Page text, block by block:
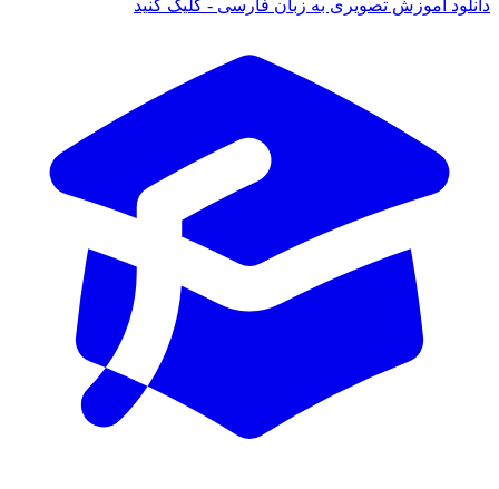
آموزش تصویری به زبان فارسی - کلیک کنید